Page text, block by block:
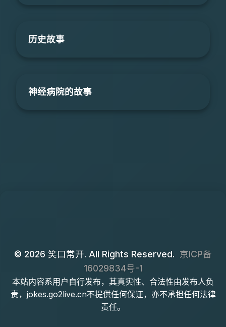
历史故事
神经病院的故事
© 2026 笑口常开. All Rights Reserved. 京ICP备
16029834号-1
本站内容系用户自行发布，其真实性、合法性由发布人负
责，jokes.go2live.cn不提供任何保证，亦不承担任何法律
责任。